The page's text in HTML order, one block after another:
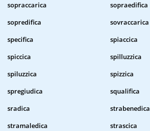
sopraccarica
sopraedifica
sopredifica
sovraccarica
specifica
spiaccica
spiccica
spilluzzica
spiluzzica
spizzica
spregiudica
squalifica
sradica
strabenedica
stramaledica
strascica